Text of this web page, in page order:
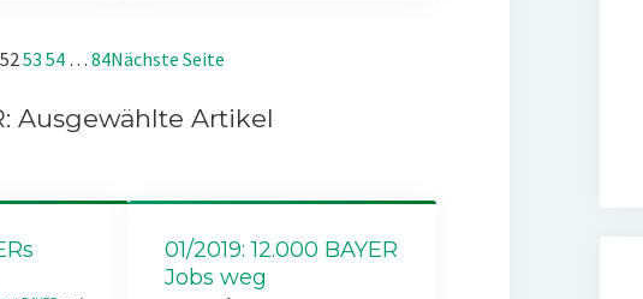
5253 54 … 84Nächste Seite
Ausgewählte Artikel
01/2019: 12.000 BAYER
Jobs weg